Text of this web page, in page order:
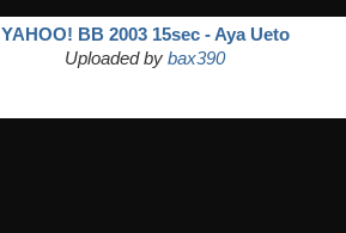
YAHOO! BB 2003 15sec - Aya Ueto
Uploaded by bax390